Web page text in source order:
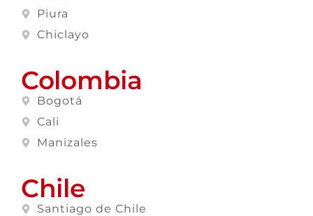
Piura
Chiclayo
Colombia
Bogotá
Cali
Manizales
Chile
Santiago de Chile